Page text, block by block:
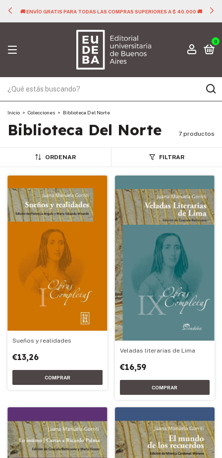
🚚 ENVÍO GRATIS PARA TODAS LAS COMPRAS SUPERIORES A $ 40.000 🚚
0
Inicio > Colecciones > Biblioteca Del Norte
Biblioteca Del Norte 7 productos
ORDENAR FILTRAR
Sueños y realidades
€13,26
Veladas literarias de Lima
€16,59